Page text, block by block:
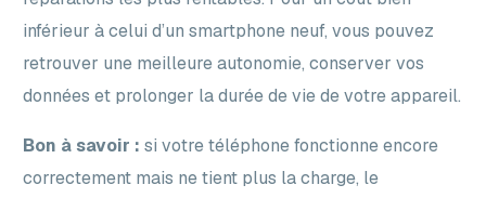
inférieur à celui d’un smartphone neuf, vous pouvez
retrouver une meilleure autonomie, conserver vos
données et prolonger la durée de vie de votre appareil.
Bon à savoir : si votre téléphone fonctionne encore
correctement mais ne tient plus la charge, le